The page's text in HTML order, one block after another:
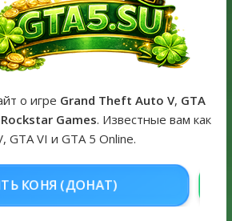
аккаунт и войти без проблем в 2026
в GTA Online по программе
игры и Предзаказ Grand Theft
о игре Grand Theft Auto V, GTA
Rockstar Games. Известные вам как
GTA VI и GTA 5 Online.
КУПИТЬ GTA 5